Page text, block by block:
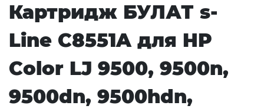
Картридж БУЛАТ s-
Line C8551A для HP
Color LJ 9500, 9500n,
9500dn, 9500hdn,